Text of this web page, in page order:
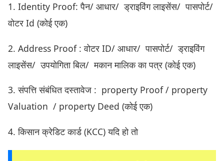
1. Identity Proof: पैन/ आधार/ ड्राइविंग लाइसेंस/ पासपोर्ट/
वोटर Id (कोई एक)
2. Address Proof : वोटर ID/ आधार/ पासपोर्ट/ ड्राइविंग
लाइसेंस/ उपयोगिता बिल/ मकान मालिक का पत्र (कोई एक)
3. संपत्ति संबंधित दस्तावेज : property Proof / property
Valuation / property Deed (कोई एक)
4. किसान क्रेडिट कार्ड (KCC) यदि हो तो